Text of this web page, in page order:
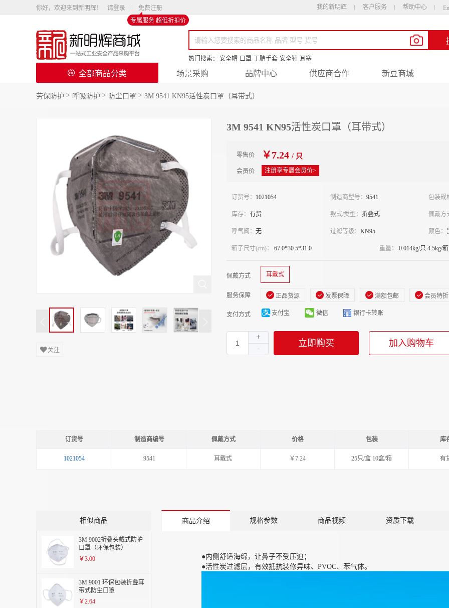
你好，欢迎来到新明辉！ 请登录
免费注册
专属服务 超低折扣价
我的新明辉 客户服务 帮助中心
热门搜索： 安全帽 口罩 丁腈手套 安全鞋 耳塞
全部商品分类 场景采购 品牌中心 供应商合作 新豆商城
劳保防护 > 呼吸防护 > 防尘口罩 > 3M 9541 KN95活性炭口罩（耳带式）
关注
3M 9541 KN95活性炭口罩（耳带式）
零售价 ￥7.24 / 只
会员价 注册享专属会员价>
订货号： 1021054 制造商型号： 9541 包装规
库存： 有货 款式/类型： 折叠式 佩戴方
呼气阀： 无 过滤等级： KN95 颜色：
箱子尺寸(cm)： 67.0*30.5*31.0 重量： 0.014kg/只 4.5kg/箱
佩戴方式 耳戴式
服务保障 正品货源 发票保障 满额包邮 会员特折
支付方式 支付宝 微信 银行卡转账
立即购买 加入购物车
订货号 制造商编号 佩戴方式 价格 包装 库
1021054 9541 耳戴式 ￥7.24 25只/盒 10盒/箱 有
相似商品
3M 9002折叠头戴式防护
口罩（环保包装）
￥3.00
3M 9001 环保包装折叠耳
带式防尘口罩
￥2.64
商品介绍 规格参数 商品视频 资质下载
●内侧舒适海绵，让鼻子不受压迫；
●活性炭过滤层，有效抵抗装修异味、PVOC、苯气体。